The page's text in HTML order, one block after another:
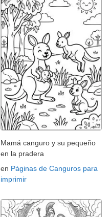
Mamá canguro y su pequeño
en la pradera
en Páginas de Canguros para
imprimir